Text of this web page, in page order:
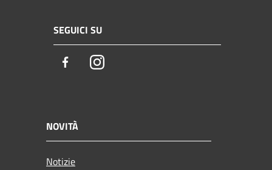
SEGUICI SU
FacebookInstagram
NOVITÀ
Notizie